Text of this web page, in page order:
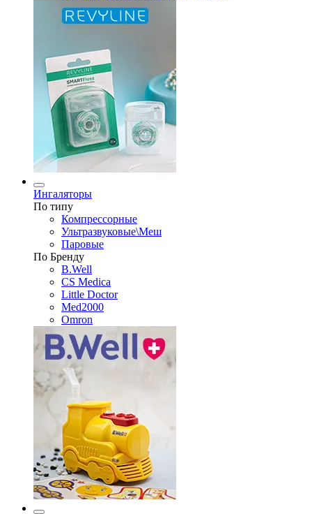
Ингаляторы
По типу
Компрессорные
Ультразвуковые\Меш
Паровые
По Бренду
B.Well
CS Medica
Little Doctor
Med2000
Omron